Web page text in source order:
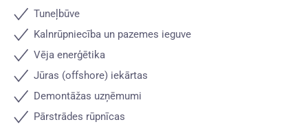
Tuneļbūve
Kalnrūpniecība un pazemes ieguve
Vēja enerģētika
Jūras (offshore) iekārtas
Demontāžas uzņēmumi
Pārstrādes rūpnīcas